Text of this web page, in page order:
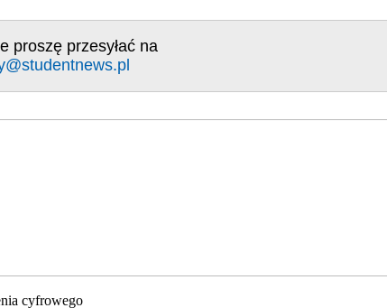
proszę przesyłać na
cyfrowego